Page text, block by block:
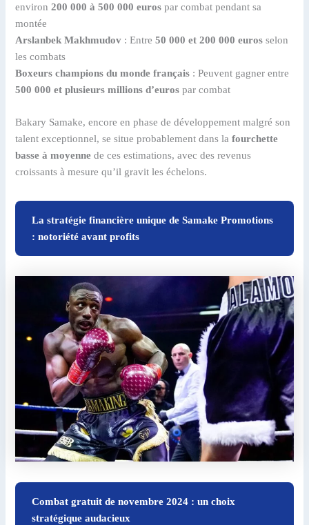
environ200 000 à 500 000 euros par combat pendant sa
montée
Arslanbek Makhmudov : Entre50 000 et 200 000 euros selon
les combats
Boxeurs champions du monde français : Peuvent gagner entre
500 000 et plusieurs millions d’euros par combat
Bakary Samake, encore en phase de développement malgré son
talent exceptionnel, se situe probablement dans lafourchette
basse à moyenne de ces estimations, avec des revenus
croissants à mesure qu’il gravit les échelons.
La stratégie financière unique de Samake Promotions
: notoriété avant profits
Combat gratuit de novembre 2024 : un choix
stratégique audacieux